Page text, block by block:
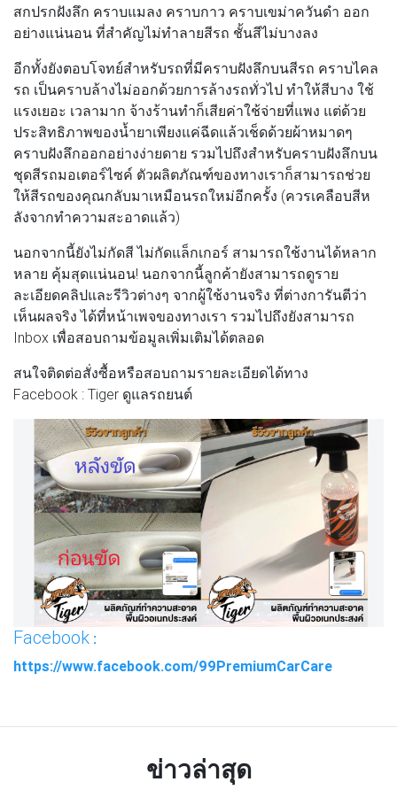
สกปรกฝังลึก คราบแมลง คราบกาว คราบเขม่าควันดำ ออก
อย่างแน่นอน ที่สำคัญไม่ทำลายสีรถ ชั้นสีไม่บางลง
อีกทั้งยังตอบโจทย์สำหรับรถที่มีคราบฝังลึกบนสีรถ คราบไคล
รถ เป็นคราบล้างไม่ออกด้วยการล้างรถทั่วไป ทำให้สีบาง ใช้
แรงเยอะ เวลามาก จ้างร้านทำก็เสียค่าใช้จ่ายที่แพง แต่ด้วย
ประสิทธิภาพของน้ำยาเพียงแค่ฉีดแล้วเช็ดด้วยผ้าหมาดๆ
คราบฝังลึกออกอย่างง่ายดาย รวมไปถึงสำหรับคราบฝังลึกบน
ชุดสีรถมอเตอร์ไซค์ ตัวผลิตภัณฑ์ของทางเราก็สามารถช่วย
ให้สีรถของคุณกลับมาเหมือนรถใหม่อีกครั้ง (ควรเคลือบสีห
ลังจากทำความสะอาดแล้ว)
นอกจากนี้ยังไม่กัดสี ไม่กัดแล็กเกอร์ สามารถใช้งานได้หลาก
หลาย คุ้มสุดแน่นอน! นอกจากนี้ลูกค้ายังสามารถดูราย
ละเอียดคลิปและรีวิวต่างๆ จากผู้ใช้งานจริง ที่ต่างการันตีว่า
เห็นผลจริง ได้ที่หน้าเพจของทางเรา รวมไปถึงยังสามารถ
Inbox เพื่อสอบถามข้อมูลเพิ่มเติมได้ตลอด
สนใจติดต่อสั่งซื้อหรือสอบถามรายละเอียดได้ทาง
Facebook : Tiger ดูแลรถยนต์
Facebook :
https://www.facebook.com/99PremiumCarCare
ข่าวล่าสุด